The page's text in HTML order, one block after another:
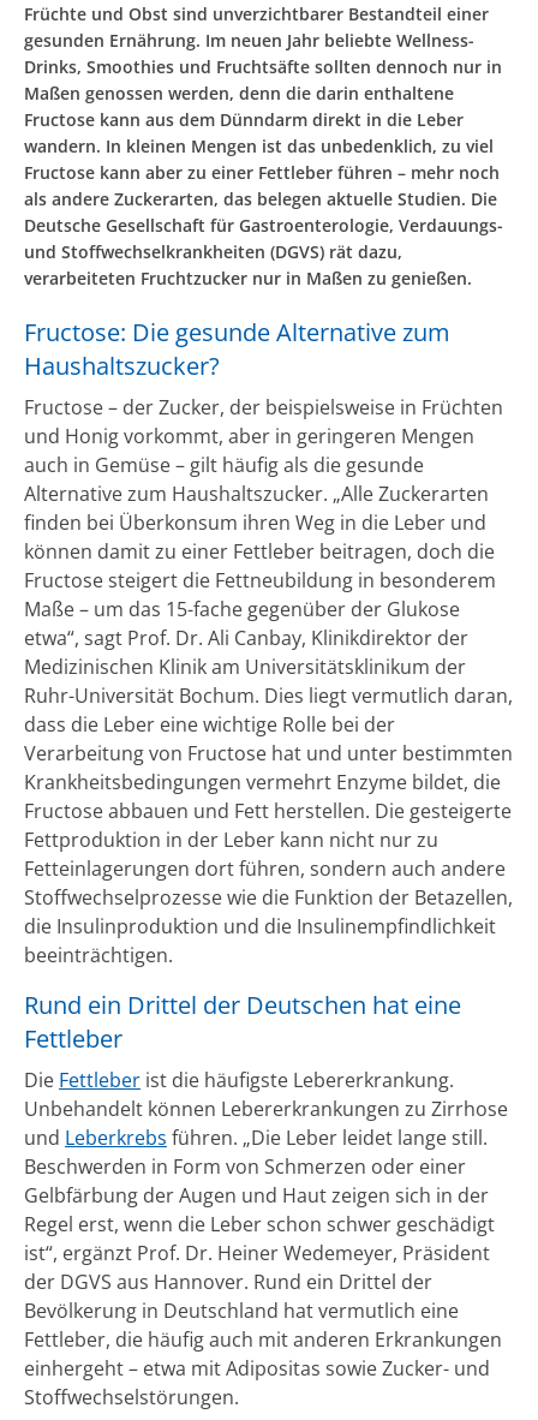
Früchte und Obst sind unverzichtbarer Bestandteil einer
gesunden Ernährung. Im neuen Jahr beliebte Wellness-
Drinks, Smoothies und Fruchtsäfte sollten dennoch nur in
Maßen genossen werden, denn die darin enthaltene
Fructose kann aus dem Dünndarm direkt in die Leber
wandern. In kleinen Mengen ist das unbedenklich, zu viel
Fructose kann aber zu einer Fettleber führen – mehr noch
als andere Zuckerarten, das belegen aktuelle Studien. Die
Deutsche Gesellschaft für Gastroenterologie, Verdauungs-
und Stoffwechselkrankheiten (DGVS) rät dazu,
verarbeiteten Fruchtzucker nur in Maßen zu genießen.
Fructose: Die gesunde Alternative zum
Haushaltszucker?
Fructose – der Zucker, der beispielsweise in Früchten
und Honig vorkommt, aber in geringeren Mengen
auch in Gemüse – gilt häufig als die gesunde
Alternative zum Haushaltszucker. „Alle Zuckerarten
finden bei Überkonsum ihren Weg in die Leber und
können damit zu einer Fettleber beitragen, doch die
Fructose steigert die Fettneubildung in besonderem
Maße – um das 15-fache gegenüber der Glukose
etwa“, sagt Prof. Dr. Ali Canbay, Klinikdirektor der
Medizinischen Klinik am Universitätsklinikum der
Ruhr-Universität Bochum. Dies liegt vermutlich daran,
dass die Leber eine wichtige Rolle bei der
Verarbeitung von Fructose hat und unter bestimmten
Krankheitsbedingungen vermehrt Enzyme bildet, die
Fructose abbauen und Fett herstellen. Die gesteigerte
Fettproduktion in der Leber kann nicht nur zu
Fetteinlagerungen dort führen, sondern auch andere
Stoffwechselprozesse wie die Funktion der Betazellen,
die Insulinproduktion und die Insulinempfindlichkeit
beeinträchtigen.
Rund ein Drittel der Deutschen hat eine
Fettleber
Die Fettleber ist die häufigste Lebererkrankung.
Unbehandelt können Lebererkrankungen zu Zirrhose
und Leberkrebs führen. „Die Leber leidet lange still.
Beschwerden in Form von Schmerzen oder einer
Gelbfärbung der Augen und Haut zeigen sich in der
Regel erst, wenn die Leber schon schwer geschädigt
ist“, ergänzt Prof. Dr. Heiner Wedemeyer, Präsident
der DGVS aus Hannover. Rund ein Drittel der
Bevölkerung in Deutschland hat vermutlich eine
Fettleber, die häufig auch mit anderen Erkrankungen
einhergeht – etwa mit Adipositas sowie Zucker- und
Stoffwechselstörungen.